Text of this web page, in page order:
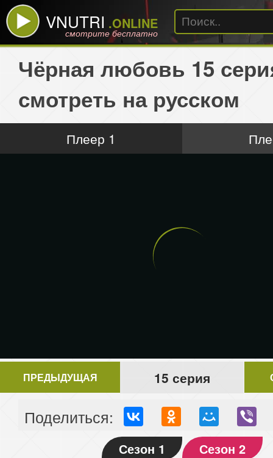
VNUTRI .ONLINE
смотрите бесплатно
Чёрная любовь 15
смотреть на русском
Плеер 1
ПРЕДЫДУЩАЯ 15 серия
Поделиться:
Сезон 1 Сезон 2